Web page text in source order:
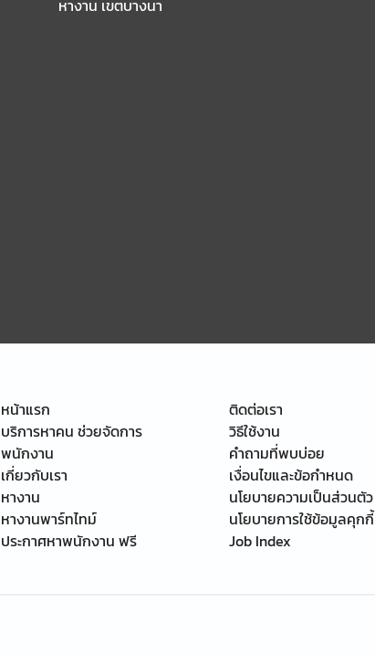
หางาน เขตบางนา
หน้าแรก
บริการหาคน ช่วยจัดการ
พนักงาน
เกี่ยวกับเรา
หางาน
หางานพาร์ทไทม์
ประกาศหาพนักงาน ฟรี
ติดต่อเรา
วิธีใช้งาน
คำถามที่พบบ่อย
เงื่อนไขและข้อกำหนด
นโยบายความเป็นส่วนตัว
นโยบายการใช้ข้อมูลคุกกี้
Job Index